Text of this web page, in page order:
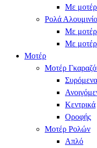
Με μοτέρ
Ρολά
Με μοτέρ
Με μοτέρ
Μοτέρ
Μοτέρ
Συρόμενα
Κεντρικά
Οροφής
Μοτέρ Ρολών
Απλό